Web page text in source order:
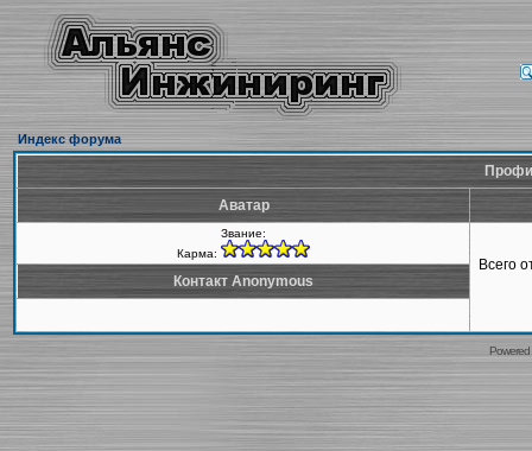
Индекс форума
Аватар
Звание:
Карма:
Всего
Контакт Anonymous